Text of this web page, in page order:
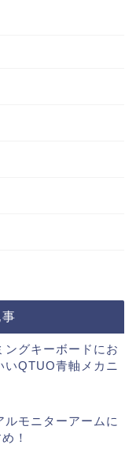
ングキーボードにお
いQTUO青軸メカニ
ルモニターアームに
！